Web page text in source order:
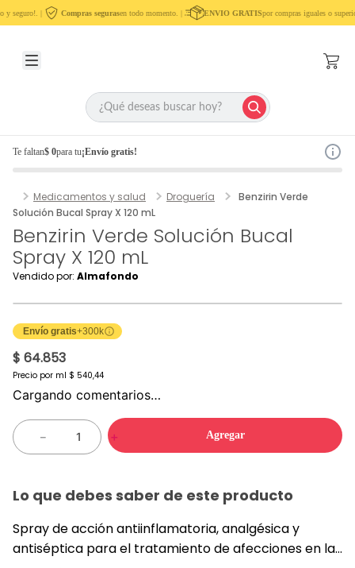
seguro!. | Compras segurasen todo momento. | ENVIO GRATISpor compras iguales o
Te faltan$ 0para tu¡Envío gratis!
Medicamentos y salud Droguería
Benzirin Verde
Solución Bucal Spray X 120 mL
Benzirin Verde Solución Bucal
Spray X 120 mL
Vendido por: Almafondo
Envío gratis+300k
$ 64.853
Precio por ml $ 540,44
Cargando comentarios…
＋
－ Agregar
Lo que debes saber de este producto
Spray de acción antiinflamatoria, analgésica y
antiséptica para el tratamiento de afecciones en la